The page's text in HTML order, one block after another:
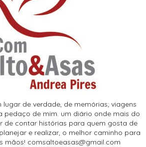
de verdade, de memórias; viagens
pedaço de mim. um diário onde mais do
de contar histórias para quem gosta de
e realizar, o melhor caminho para
mãos! comsaltoeasas@gmail.com